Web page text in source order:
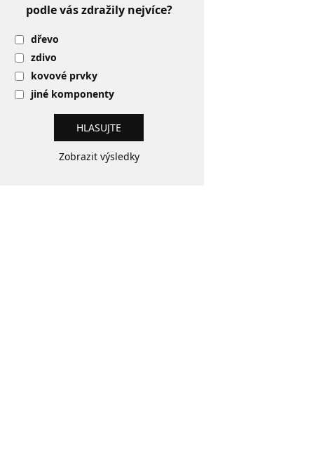
podle vás zdražily nejvíce?
dřevo
zdivo
kovové prvky
jiné komponenty
Zobrazit výsledky